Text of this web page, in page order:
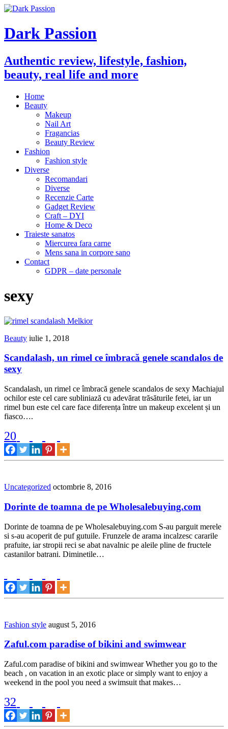
Dark Passion
Authentic review, lifestyle, fashion,
beauty, real life and more
Home
Beauty
Makeup
Nail Art
Fragancias
Beauty Review
Fashion
Fashion style
Diverse
Recomandari
Diverse
Recenzie Carte
Gadget Review
Craft – DYI
Home & Deco
Traieste sanatos
Miercurea fara carne
Mens sana in corpore sano
Contact
GDPR – date personale
sexy
Beauty iulie 1, 2018
Scandalash, un rimel ce îmbracă genele scandalos de
sexy
Scandalash, un rimel ce îmbracă genele scandalos de sexy Machiajul
ochilor este cel care subliniază cu adevărat trăsăturile fetei, iar un
rimel bun este cel care face diferența între un makeup excelent și un
fiasco….
20
Uncategorized octombrie 8, 2016
Dorinte de toamna de pe Wholesalebuying.com
Dorinte de toamna de pe Wholesalebuying.com S-au parguit merele
si s-au acoperit de puf gutuile. Frunzele de arama incalzesc cararile
prafuite, iar stropii reci se abat navalnic pe aleile pline de fructele
castanilor batrani. Diminetile…
Fashion style august 5, 2016
Zaful.com paradise of bikini and swimwear
Zaful.com paradise of bikini and swimwear Whether you go to the
beach , on vacation in an exotic place or simply want to enjoy a
weekend in the pool you need a swimsuit that makes…
32